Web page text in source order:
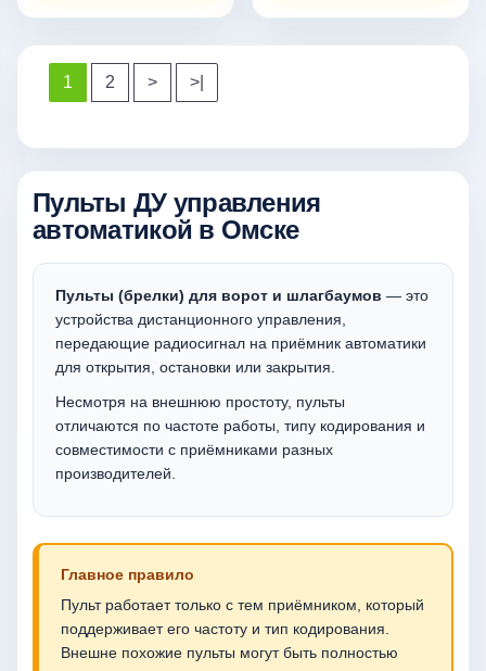
1 2 > >|
Пульты ДУ управления
автоматикой в Омске
Пульты (брелки) для ворот и шлагбаумов — это
устройства дистанционного управления,
передающие радиосигнал на приёмник автоматики
для открытия, остановки или закрытия.
Несмотря на внешнюю простоту, пульты
отличаются по частоте работы, типу кодирования и
совместимости с приёмниками разных
производителей.
Главное правило
Пульт работает только с тем приёмником, который
поддерживает его частоту и тип кодирования.
Внешне похожие пульты могут быть полностью